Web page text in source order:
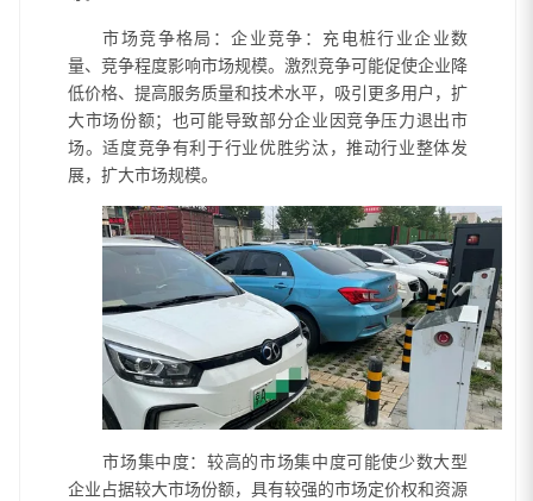
市场竞争格局：企业竞争：充电桩行业企业数
量、竞争程度影响市场规模。激烈竞争可能促使企业降
低价格、提高服务质量和技术水平，吸引更多用户，扩
大市场份额；也可能导致部分企业因竞争压力退出市
场。适度竞争有利于行业优胜劣汰，推动行业整体发
展，扩大市场规模。
市场集中度：较高的市场集中度可能使少数大型
企业占据较大市场份额，具有较强的市场定价权和资源